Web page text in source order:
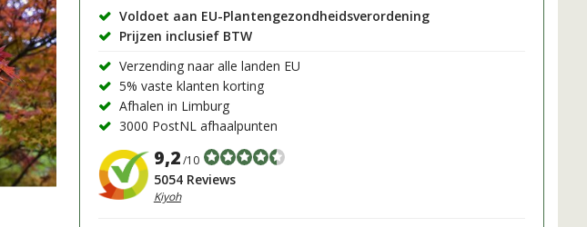
Voldoet aan EU-Plantengezondheidsverordening
Prijzen inclusief BTW
Verzending naar alle landen EU
5% vaste klanten korting
Afhalen in Limburg
3000 PostNL afhaalpunten
9,2/10
5054 Reviews
Kiyoh